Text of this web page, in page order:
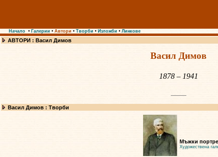
Начало • Галерии • Автори • Творби • Изложби • Линкове
АВТОРИ : Васил Димов
Васил Димов
1878 – 1941
Васил Димов : Творби
Мъжки
Художествена